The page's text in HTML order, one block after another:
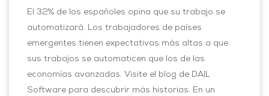
El 32% de los españoles opina que su trabajo se
automatizará. Los trabajadores de países
emergentes tienen expectativas más altas a que
sus trabajos se automaticen que los de las
economías avanzadas. Visite el blog de DAIL
Software para descubrir más historias. En un